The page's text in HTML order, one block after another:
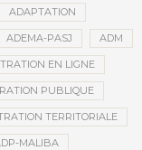
ADAPTATION
ADEMA-PASJ ADM
EN LIGNE
PUBLIQUE
TERRITORIALE
MALIBA